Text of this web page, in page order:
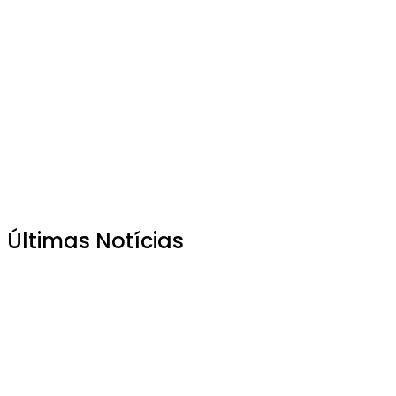
Últimas Notícias